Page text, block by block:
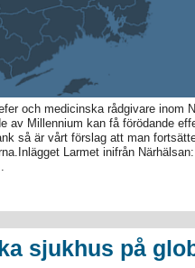
och medicinska rådgivare inom
av Millennium kan få förödande
så är vårt förslag att man
Larmet inifrån
sjukhus på